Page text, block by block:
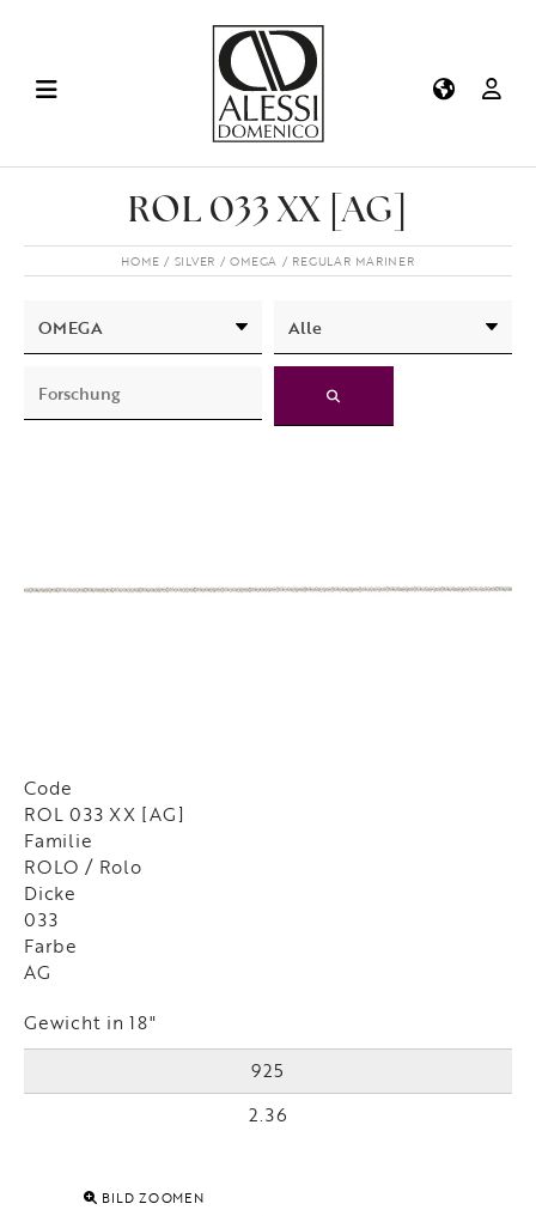
ROL 033 XX [AG]
HOME SILVER OMEGA REGULAR MARINER
Code
ROL 033 XX [AG]
Familie
ROLO / Rolo
Dicke
033
Farbe
AG
Gewicht in 18"
925
2.36
BILD ZOOMEN